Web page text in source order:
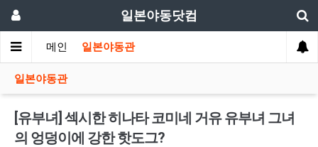
일본야동닷컴
메인 일본야동관
일본야동관
[유부녀] 섹시한 히나타 코미네 거유 유부녀 그녀
의 엉덩이에 강한 핫도그?